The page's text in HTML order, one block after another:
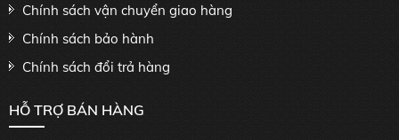
Chính sách vận chuyển giao hàng
Chính sách bảo hành
Chính sách đổi trả hàng
HỖ TRỢ BÁN HÀNG